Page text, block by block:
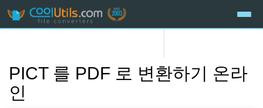
PICT 를 PDF 로 변환하기 온라
인